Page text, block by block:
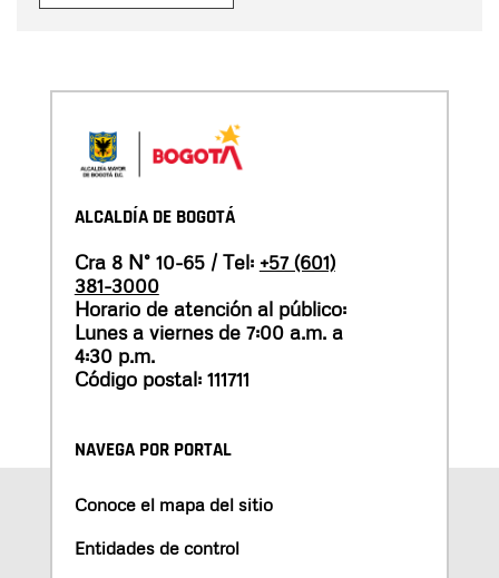
ALCALDÍA DE BOGOTÁ
Cra 8 N° 10-65 / Tel: +57 (601)
381-3000
Horario de atención al público:
Lunes a viernes de 7:00 a.m. a
4:30 p.m.
Código postal: 111711
NAVEGA POR PORTAL
Conoce el mapa del sitio
Entidades de control